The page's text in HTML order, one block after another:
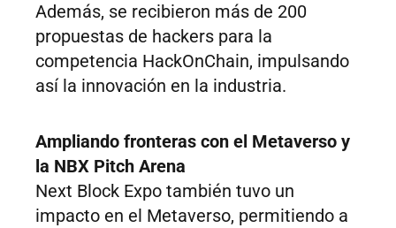
Además, se recibieron más de 200
propuestas de hackers para la
competencia HackOnChain, impulsando
así la innovación en la industria.
Ampliando fronteras con el Metaverso y
la NBX Pitch Arena
Next Block Expo también tuvo un
impacto en el Metaverso, permitiendo a